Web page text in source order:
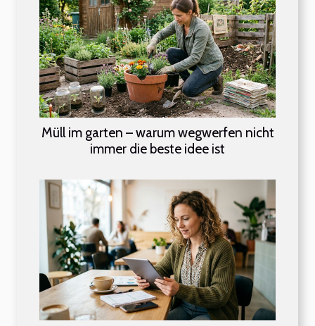
Müll im garten – warum wegwerfen nicht
immer die beste idee ist